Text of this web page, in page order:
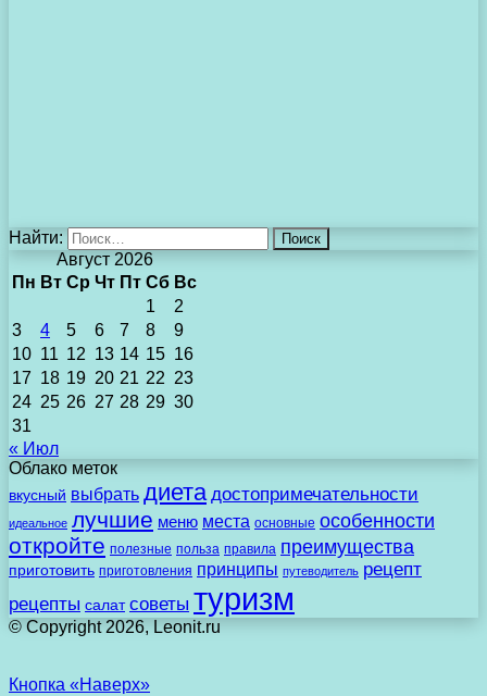
Найти:
Август 2026
Пн Вт Ср Чт Пт Сб Вс
1
2
3
4 5 6 7 8
9
10 11 12 13 14 15 16
17 18 19 20 21 22 23
24 25 26 27 28 29 30
31
« Июл
Облако меток
вкусный выбрать диета достопримечательности
идеальное лучшие меню места основные особенности
откройте полезные польза правила преимущества
приготовить приготовления принципы путеводитель рецепт
рецепты салат советы туризм
© Copyright 2026, Leonit.ru
Кнопка «Наверх»